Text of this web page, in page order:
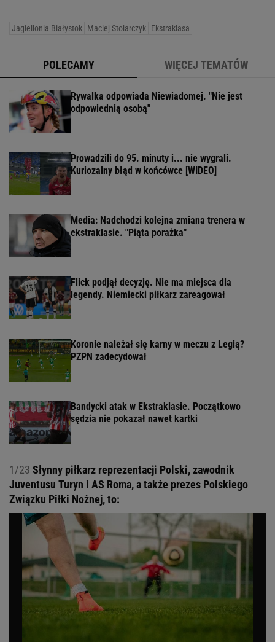
Jagiellonia Białystok Maciej Stolarczyk Ekstraklasa
POLECAMY WIĘCEJ TEMATÓW
Rywalka odpowiada Niewiadomej. "Nie jest
odpowiednią osobą"
Prowadzili do 95. minuty i... nie wygrali.
Kuriozalny błąd w końcówce [WIDEO]
Media: Nadchodzi kolejna zmiana trenera w
ekstraklasie. "Piąta porażka"
Flick podjął decyzję. Nie ma miejsca dla
legendy. Niemiecki piłkarz zareagował
Koronie należał się karny w meczu z Legią?
PZPN zadecydował
Bandycki atak w Ekstraklasie. Początkowo
sędzia nie pokazał nawet kartki
1/23 Słynny piłkarz reprezentacji Polski, zawodnik
Juventusu Turyn i AS Roma, a także prezes Polskiego
Związku Piłki Nożnej, to: